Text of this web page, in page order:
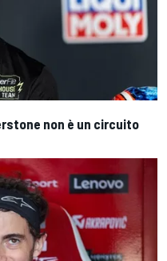
non è un circuito